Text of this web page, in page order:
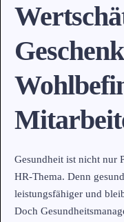
Gesundheit ist nicht nur
HR-Thema. Denn
leistungsfähiger und
Doch